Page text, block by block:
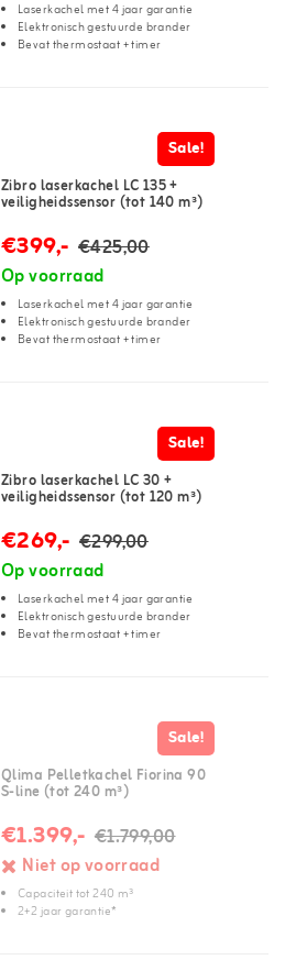
Laserkachel met 4 jaar garantie
Elektronisch gestuurde brander
Bevat thermostaat + timer
Sale!
Zibro laserkachel LC 135 +
veiligheidssensor (tot 140 m³)
€399,- €425,00
Op voorraad
Laserkachel met 4 jaar garantie
Elektronisch gestuurde brander
Bevat thermostaat + timer
Sale!
Zibro laserkachel LC 30 +
veiligheidssensor (tot 120 m³)
€269,- €299,00
Op voorraad
Laserkachel met 4 jaar garantie
Elektronisch gestuurde brander
Bevat thermostaat + timer
Sale!
Qlima Pelletkachel Fiorina 90
S-line (tot 240 m³)
€1.399,- €1.799,00
Niet op voorraad
Capaciteit tot 240 m³
2+2 jaar garantie*